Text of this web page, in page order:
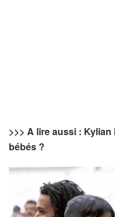
>>> A lire aussi :
bébés ?